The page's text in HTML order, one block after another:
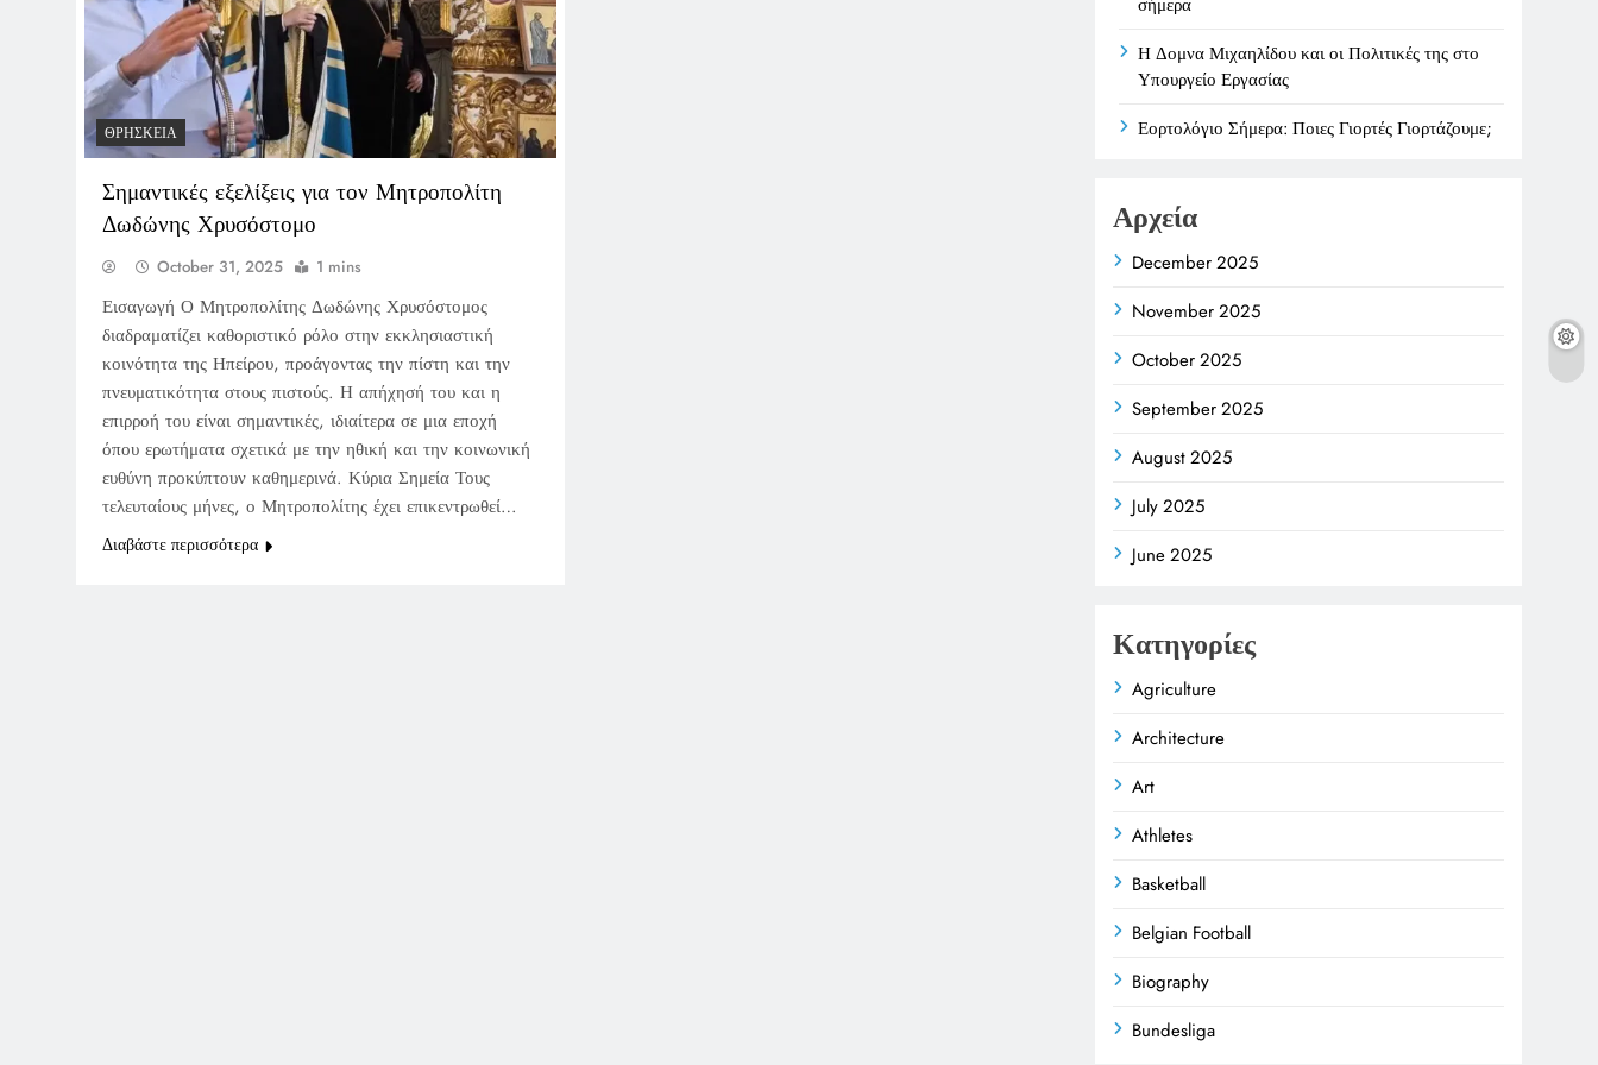
ΘΡΗΣΚΕΊΑ
Σημαντικές εξελίξεις για τον Μητροπολίτη
Δωδώνης Χρυσόστομο
October 31, 2025 1 mins
Εισαγωγή Ο Μητροπολίτης Δωδώνης Χρυσόστομος
διαδραματίζει καθοριστικό ρόλο στην εκκλησιαστική
κοινότητα της Ηπείρου, προάγοντας την πίστη και την
πνευματικότητα στους πιστούς. Η απήχησή του και η
επιρροή του είναι σημαντικές, ιδιαίτερα σε μια εποχή
όπου ερωτήματα σχετικά με την ηθική και την κοινωνική
ευθύνη προκύπτουν καθημερινά. Κύρια Σημεία Τους
τελευταίους μήνες, ο Μητροπολίτης έχει επικεντρωθεί…
Διαβάστε περισσότερα
Η Δομνα Μιχαηλίδου και οι Πολιτικές της στο
Υπουργείο Εργασίας
Εορτολόγιο Σήμερα: Ποιες Γιορτές Γιορτάζουμε;
Αρχεία
December 2025
November 2025
October 2025
September 2025
August 2025
July 2025
June 2025
Κατηγορίες
Agriculture
Architecture
Art
Athletes
Basketball
Belgian Football
Biography
Bundesliga